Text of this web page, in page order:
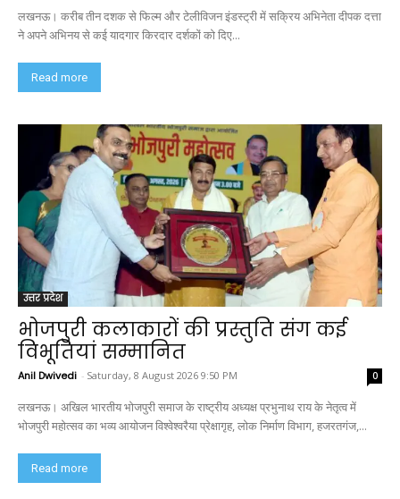
लखनऊ। करीब तीन दशक से फिल्म और टेलीविजन इंडस्ट्री में सक्रिय अभिनेता दीपक दत्ता
ने अपने अभिनय से कई यादगार किरदार दर्शकों को दिए...
Read more
उत्तर प्रदेश
भोजपुरी कलाकारों की प्रस्तुति संग कई
विभूतियां सम्मानित
Anil Dwivedi - Saturday, 8 August 2026 9:50 PM 0
लखनऊ। अखिल भारतीय भोजपुरी समाज के राष्ट्रीय अध्यक्ष प्रभुनाथ राय के नेतृत्व में
भोजपुरी महोत्सव का भव्य आयोजन विश्वेश्वरैया प्रेक्षागृह, लोक निर्माण विभाग, हजरतगंज,...
Read more